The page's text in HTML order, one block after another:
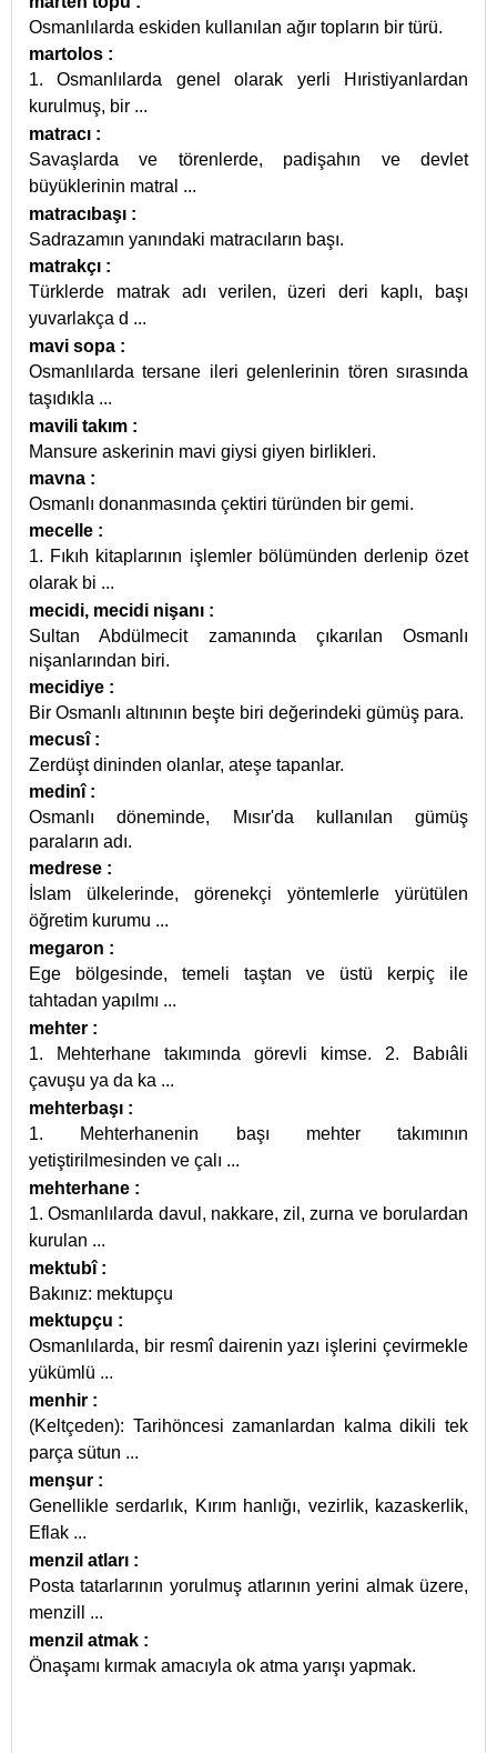
Osmanlılarda eskiden kullanılan ağır topların bir türü.
martolos :
1. Osmanlılarda genel olarak yerli Hıristiyanlardan
kurulmuş, bir ...
matracı :
Savaşlarda ve törenlerde, padişahın ve devlet
büyüklerinin matral ...
matracıbaşı :
Sadrazamın yanındaki matracıların başı.
matrakçı :
Türklerde matrak adı verilen, üzeri deri kaplı, başı
yuvarlakça d ...
mavi sopa :
Osmanlılarda tersane ileri gelenlerinin tören sırasında
taşıdıkla ...
mavili takım :
Mansure askerinin mavi giysi giyen birlikleri.
mavna :
Osmanlı donanmasında çektiri türünden bir gemi.
mecelle :
1. Fıkıh kitaplarının işlemler bölümünden derlenip özet
olarak bi ...
mecidi, mecidi nişanı :
Sultan Abdülmecit zamanında çıkarılan Osmanlı
nişanlarından biri.
mecidiye :
Bir Osmanlı altınının beşte biri değerindeki gümüş para.
mecusî :
Zerdüşt dininden olanlar, ateşe tapanlar.
medinî :
Osmanlı döneminde, Mısır'da kullanılan gümüş
paraların adı.
medrese :
İslam ülkelerinde, görenekçi yöntemlerle yürütülen
öğretim kurumu ...
megaron :
Ege bölgesinde, temeli taştan ve üstü kerpiç ile
tahtadan yapılmı ...
mehter :
1. Mehterhane takımında görevli kimse. 2. Babıâli
çavuşu ya da ka ...
mehterbaşı :
1. Mehterhanenin başı mehter takımının
yetiştirilmesinden ve çalı ...
mehterhane :
1. Osmanlılarda davul, nakkare, zil, zurna ve borulardan
kurulan ...
mektubî :
Bakınız: mektupçu
mektupçu :
Osmanlılarda, bir resmî dairenin yazı işlerini çevirmekle
yükümlü ...
menhir :
(Keltçeden): Tarihöncesi zamanlardan kalma dikili tek
parça sütun ...
menşur :
Genellikle serdarlık, Kırım hanlığı, vezirlik, kazaskerlik,
Eflak ...
menzil atları :
Posta tatarlarının yorulmuş atlarının yerini almak üzere,
menzill ...
menzil atmak :
Önaşamı kırmak amacıyla ok atma yarışı yapmak.